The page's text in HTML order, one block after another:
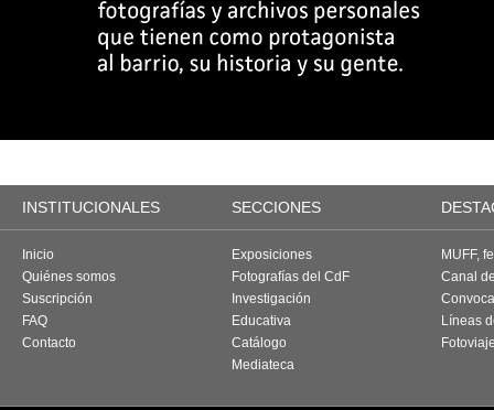
INSTITUCIONALES SECCIONES
Inicio
Quiénes somos
Suscripción
FAQ
Contacto
Exposiciones
Fotografías del CdF
Investigación
Educativa
Catálogo
Mediateca
MUFF,
Canal
Líneas